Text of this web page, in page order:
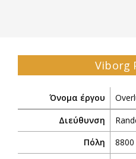
Viborg
Όνομα έργου
Διεύθυνση
Πόλη